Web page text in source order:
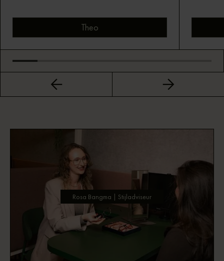
Theo
Bekijk montuur
Rosa Bangma | Stijladviseur